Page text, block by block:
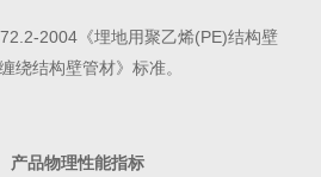
2004《埋地用聚乙烯(PE)结构壁
绕结构壁管材》标准。
产品物理性能指标